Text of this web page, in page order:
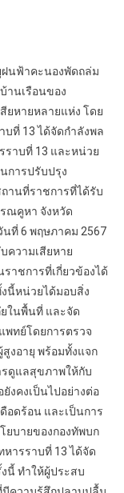
ฝนฟ้าคะนองพัดถล่ม
านเรือนของ
ยหายหลายแห่ง โดย
ที่ 13 ได้จัดกำลังพล
าบที่ 13 และหน่วย
การปรับปรุง
านที่ราชการที่ได้รับ
ณคูหา จังหวัด
ที่ 6 พฤษภาคม 2567
ความเสียหาย
าชการที่เกี่ยวข้องได้
นี้หน่วยได้มอบสิ่ง
ในพื้นที่ และจัด
พทย์โดยการตรวจ
งอายุ พร้อมทั้งแจก
ดูแลสุขภาพให้กับ
งคงเป็นไปอย่างต่อ
อดร้อน และเป็นการ
ยบายของกองทัพบก
ารราบที่ 13 ได้จัด
นี้ ทำให้ผู้ประสบ